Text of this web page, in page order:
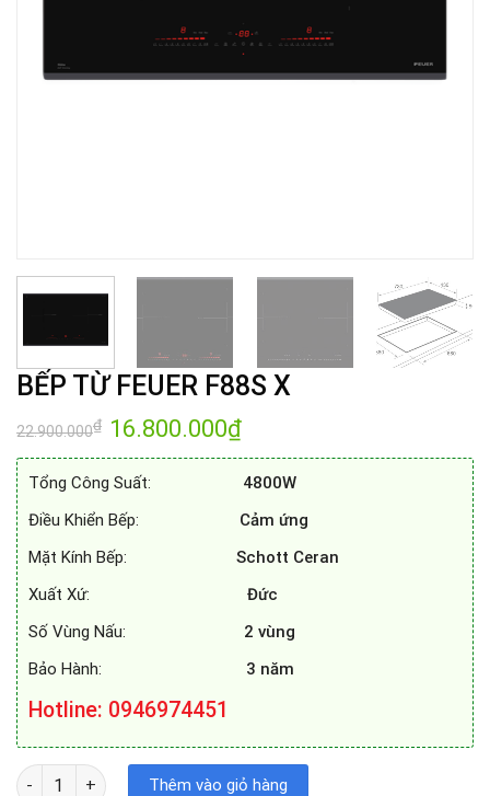
BẾP TỪ FEUER F88S X
22.900.000₫ Giá
gốc
là:
22.900.000₫.
16.800.000₫Giá
tại
16.800.000₫.
Tổng Công Suất:
4800W
Điều Khiển Bếp: Cảm ứng
Mặt Kính Bếp: Schott Ceran
Xuất Xứ: Đức
Số Vùng Nấu: 2 vùng
Bảo Hành: 3 năm
Hotline: 0946974451
BẾP TỪ FEUER F88S X số lượng
Thêm vào giỏ hàng